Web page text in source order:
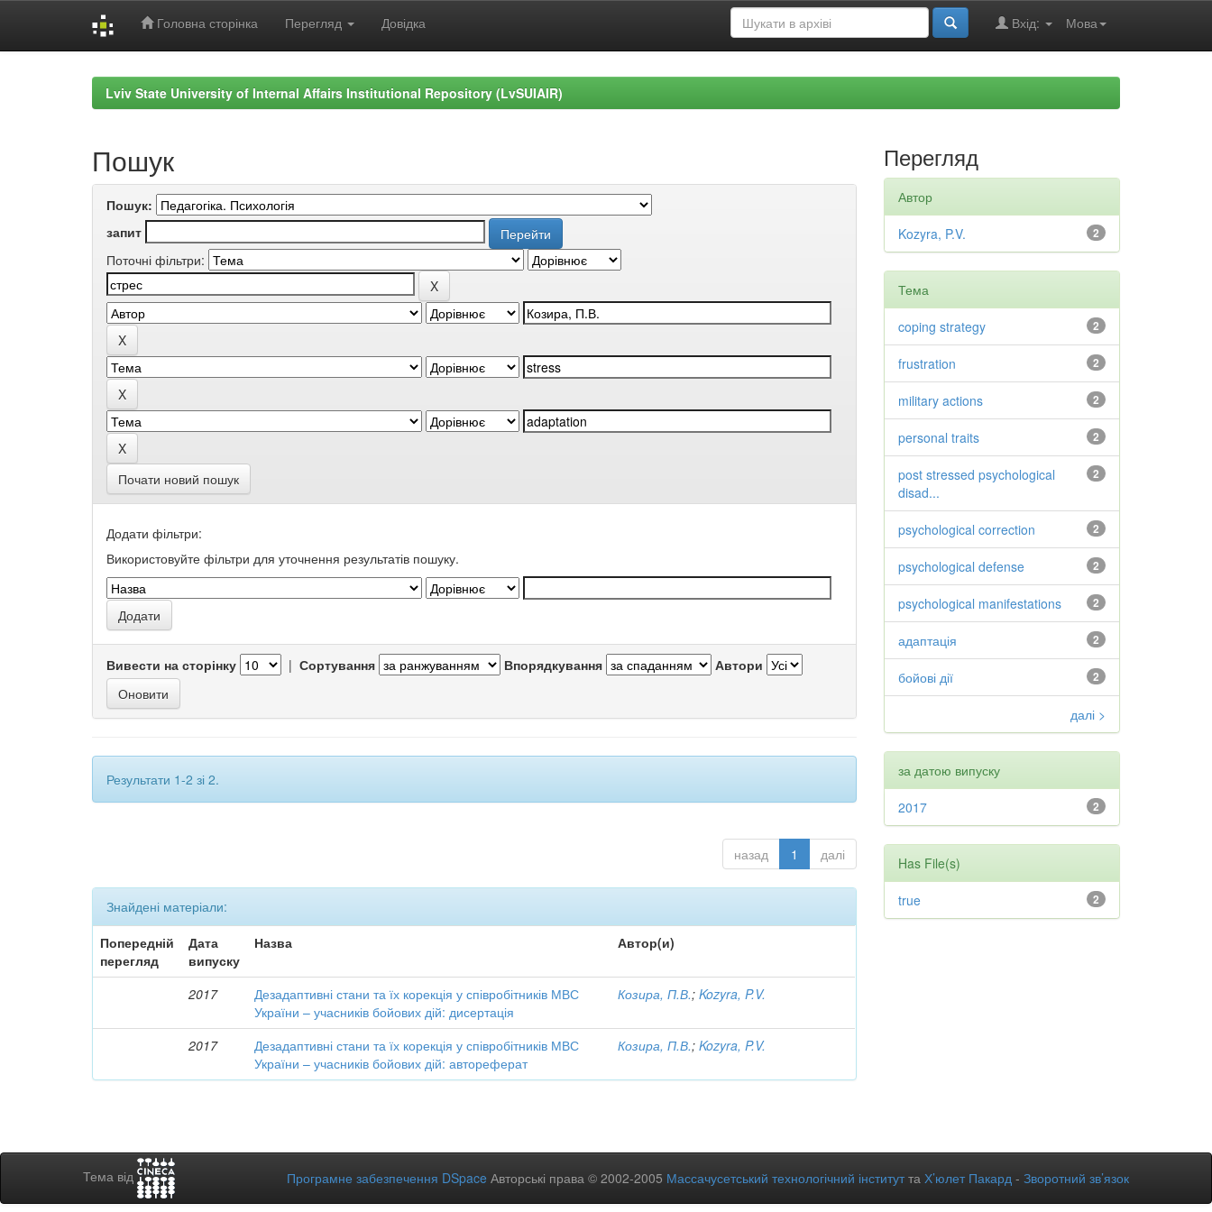
Головна сторінка Перегляд Довідка Мова
Вхід:
Lviv State University of Internal Affairs Institutional Repository (LvSUIAIR)
Пошук
Пошук:
запит
Поточні фільтри:
Почати новий пошук
Додати фільтри:
Використовуйте фільтри для уточнення результатів пошуку.
Вивести на сторінку | Сортування Впорядкування Автори
Результати 1-2 зі 2.
назад 1 далі
Знайдені матеріали:
Попередній
перегляд
Дата
випуску
Назва Автор(и)
2017
Дезадаптивні стани та їх корекція у співробітників МВС
України – учасників бойових дій: дисертація
Козира, П.В.;Kozyra, P.V.
2017
Дезадаптивні стани та їх корекція у співробітників МВС
України – учасників бойових дій: автореферат
Козира, П.В.;Kozyra, P.V.
Перегляд
Автор
2
Kozyra, P.V.
Тема
2
coping strategy
2
frustration
2
military actions
2
personal traits
2
post stressed psychological
disad...
2
psychological correction
2
psychological defense
2
psychological manifestations
2
адаптація
2
бойові дії
далі >
за датою випуску
2
2017
Has File(s)
2
true
Тема від Програмне забезпечення DSpace Авторські права © 2002-2005 Массачусетський технологічний інститутта Х’юлет Пакард - Зворотний зв’язок